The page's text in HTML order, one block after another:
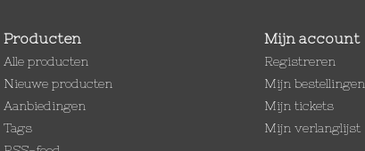
Producten
Alle producten
Nieuwe producten
Aanbiedingen
Tags
Mijn account
Registreren
Mijn bestellingen
Mijn tickets
Mijn verlanglijst